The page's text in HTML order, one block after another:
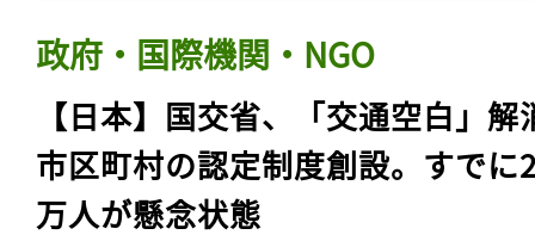
政府・国際機関・NGO
【日本】国交省、「交通空白」解
市区町村の認定制度創設。すでに
万人が懸念状態